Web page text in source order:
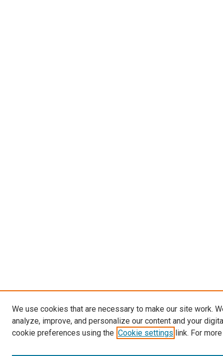
We use cookies that are necessary to make our site work.
analyze, improve, and personalize our content and your
cookie preferences using the Cookie settings link. For